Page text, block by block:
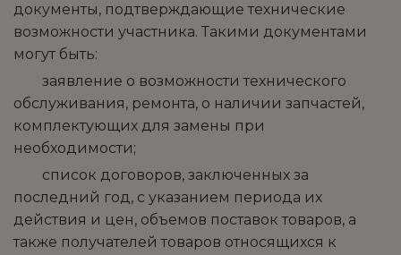
документы, подтверждающие технические
возможности участника. Такими документами
могут быть:
­ заявление о возможности технического
обслуживания, ремонта, о наличии запчастей,
комплектующих для замены при
необходимости;
­ список договоров, заключенных за
последний год, с указанием периода их
действия и цен, объемов поставок товаров, а
также получателей товаров относящихся к